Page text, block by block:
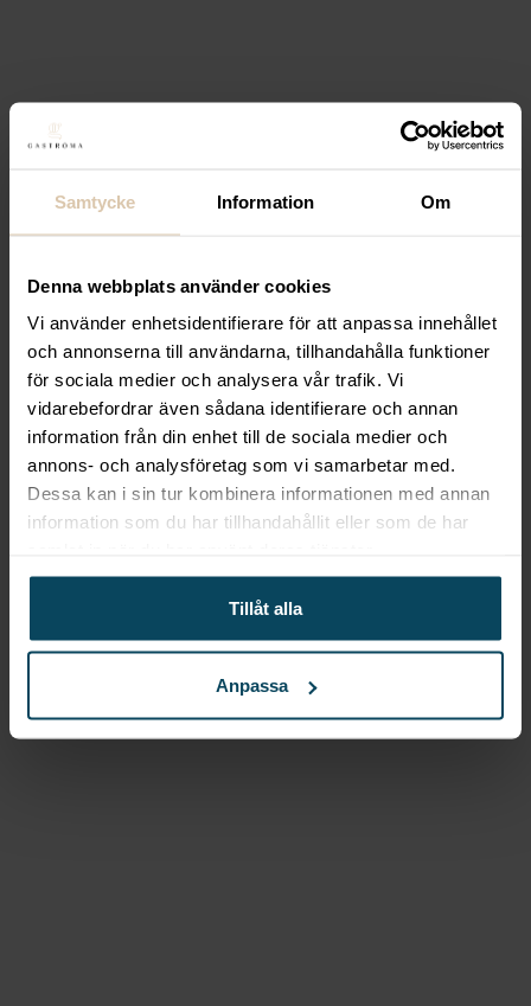
Samtycke Information Om
Denna webbplats använder cookies
Vi använder enhetsidentifierare för att anpassa innehållet
och annonserna till användarna, tillhandahålla funktioner
för sociala medier och analysera vår trafik. Vi
vidarebefordrar även sådana identifierare och annan
information från din enhet till de sociala medier och
annons- och analysföretag som vi samarbetar med.
Dessa kan i sin tur kombinera informationen med annan
information som du har tillhandahållit eller som de har
Tillåt alla
Anpassa